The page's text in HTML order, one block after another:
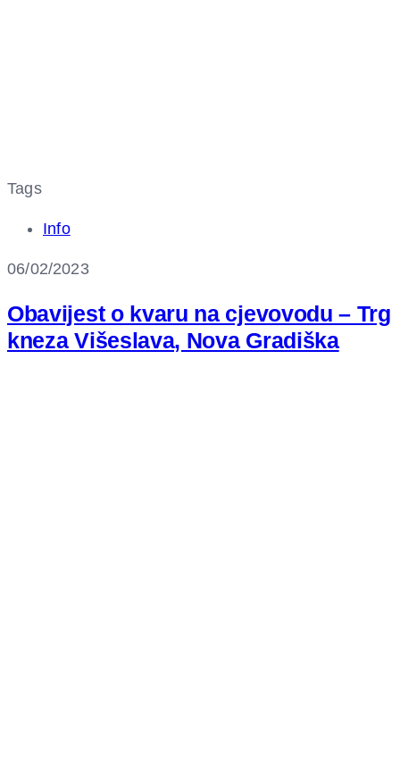
Tags
Info
06/02/2023
Obavijest o kvaru na cjevovodu – Trg
kneza Višeslava, Nova Gradiška